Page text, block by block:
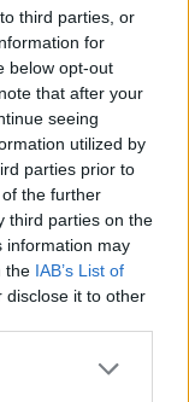
third parties, or
for
below opt-out
that after your
seeing
utilized by
parties prior to
the further
third parties on the
information may
the IAB’s List of
disclose it to other
Vidéos
:
chez